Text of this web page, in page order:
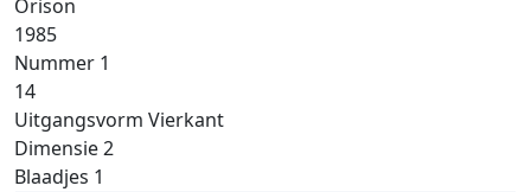
Orison
1985
Nummer 1
14
Uitgangsvorm Vierkant
Dimensie2
Blaadjes 1